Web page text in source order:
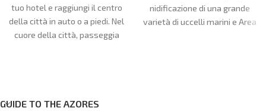
tuo hotel e raggiungi il centro
della città in auto o a piedi. Nel
cuore della città, passeggia
do Heroísmo (ingresso
nidificazione di una grande
varietà di uccelli marini e Area
GUIDE TO THE AZORES